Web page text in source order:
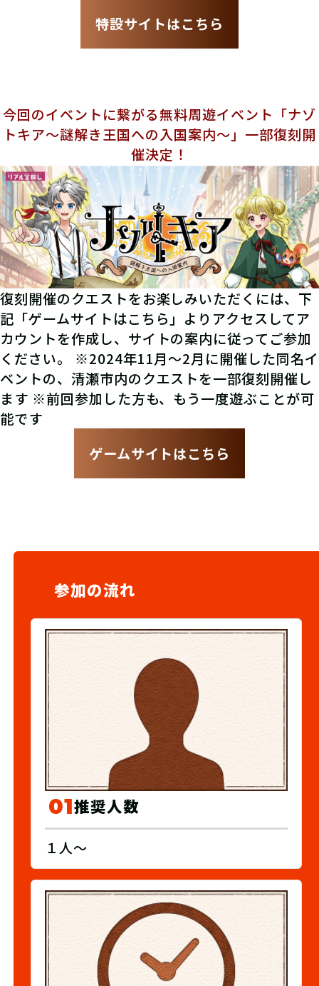
特設サイトはこちら
今回のイベントに繋がる無料周遊イベント「ナゾ
トキア～謎解き王国への入国案内～」一部復刻開
催決定！
復刻開催のクエストをお楽しみいただくには、下
記「ゲームサイトはこちら」よりアクセスしてア
カウントを作成し、サイトの案内に従ってご参加
ください。 ※2024年11月～2月に開催した同名イ
ベントの、清瀬市内のクエストを一部復刻開催し
ます ※前回参加した方も、もう一度遊ぶことが可
能です
ゲームサイトはこちら
参加の流れ
01推奨人数
１人～